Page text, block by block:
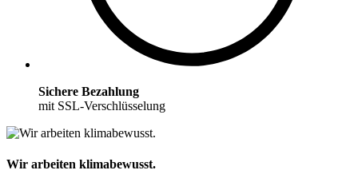
Sichere Bezahlung
mit SSL-Verschlüsselung
Wir arbeiten klimabewusst.